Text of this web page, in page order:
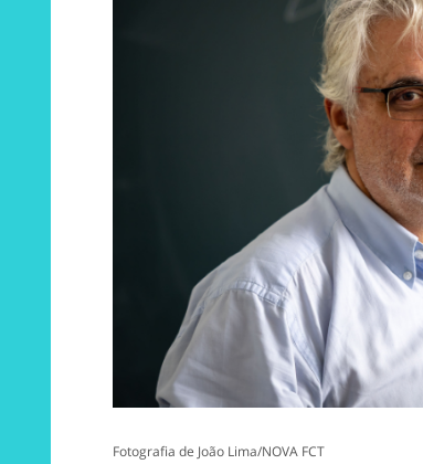
Fotografia de João Lima/NOVA FCT